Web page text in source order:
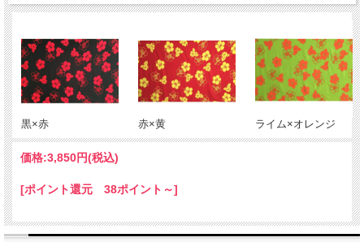
黒×赤 赤×黄 ライム×オレンジ
価格:3,850円(税込)
[ポイント還元 38ポイント～]